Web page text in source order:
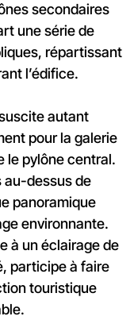
secondaires
une série de
répartissant
l’édifice.
autant
pour la galerie
le pylône central.
au-dessus de
panoramique
environnante.
à un éclairage de
participe à faire
touristique